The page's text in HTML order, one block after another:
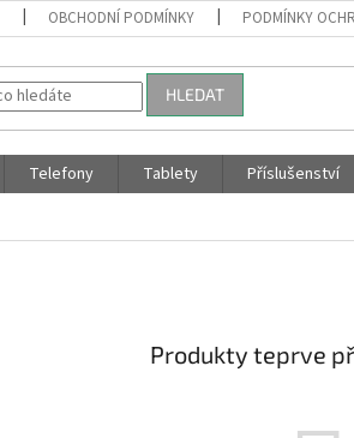
OBCHODNÍ PODMÍNKY PODMÍNKY
HLEDAT
Telefony Tablety Příslušenství
Produkty teprve